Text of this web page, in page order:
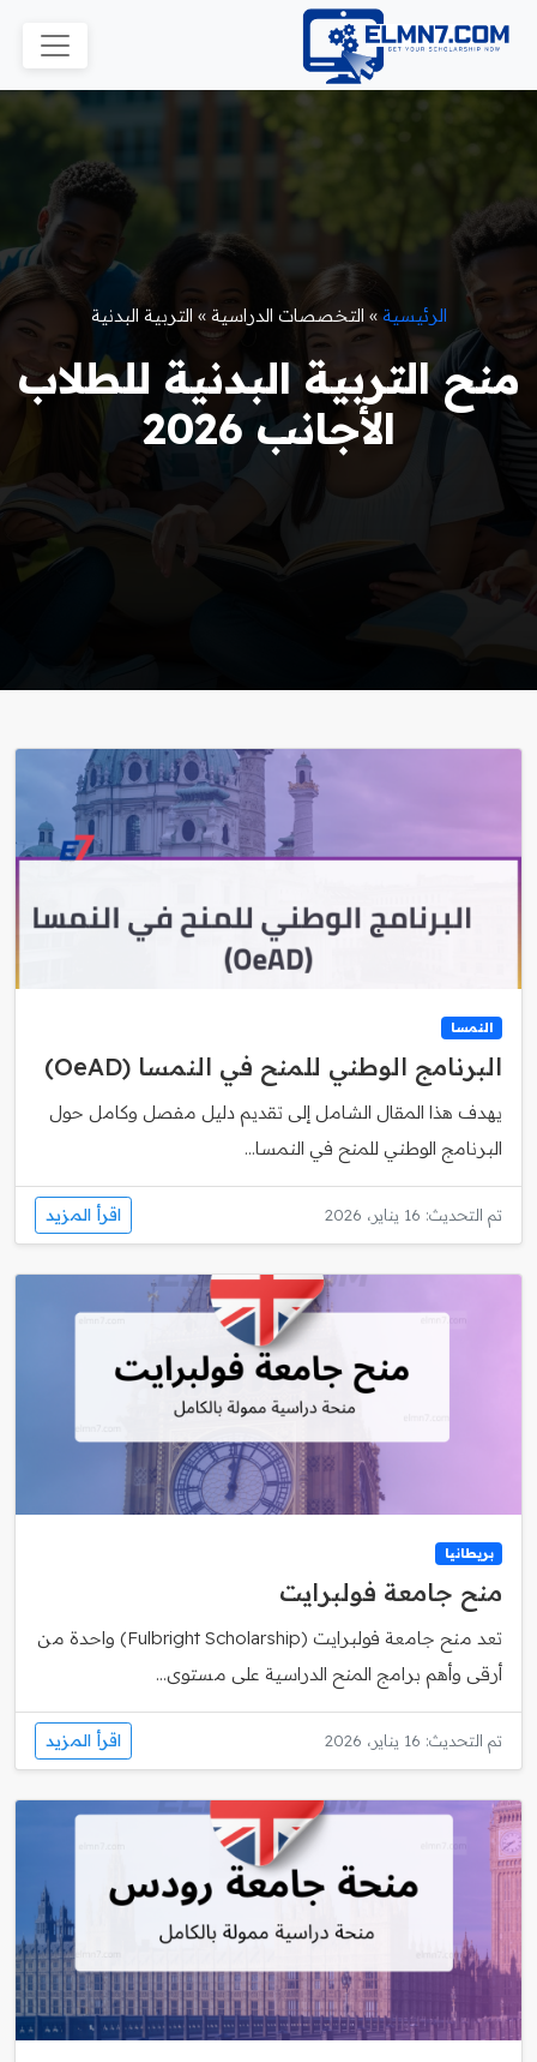
الرئيسية» التخصصات الدراسية » التربية البدنية
منح التربية البدنية للطلاب
الأجانب 2026
النمسا
البرنامج الوطني للمنح في النمسا (OeAD)
يهدف هذا المقال الشامل إلى تقديم دليل مفصل وكامل حول
البرنامج الوطني للمنح في النمسا...
تم التحديث: 16 يناير، 2026 اقرأ المزيد
بريطانيا
منح جامعة فولبرايت
تعد منح جامعة فولبرايت (Fulbright Scholarship) واحدة من
أرقى وأهم برامج المنح الدراسية على مستوى...
تم التحديث: 16 يناير، 2026 اقرأ المزيد